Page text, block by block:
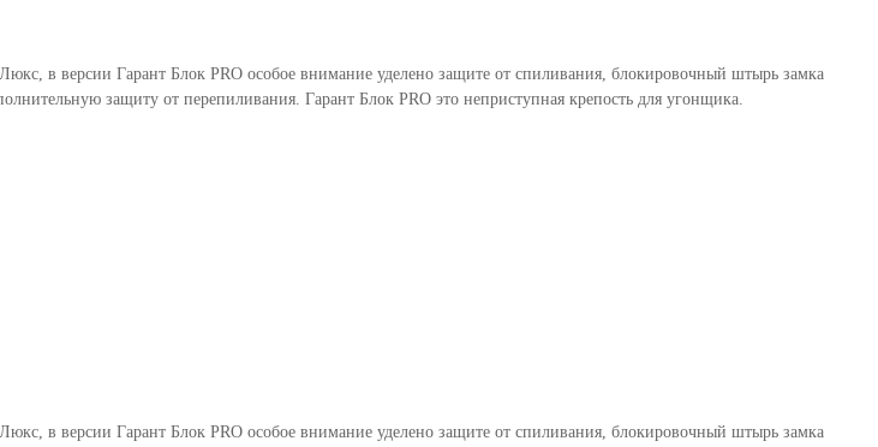
в версии Гарант Блок PRO особое внимание уделено защите от спиливания, блокировочный штырь замка
защиту от перепиливания. Гарант Блок PRO это неприступная крепость для угонщика.
в версии Гарант Блок PRO особое внимание уделено защите от спиливания, блокировочный штырь замка